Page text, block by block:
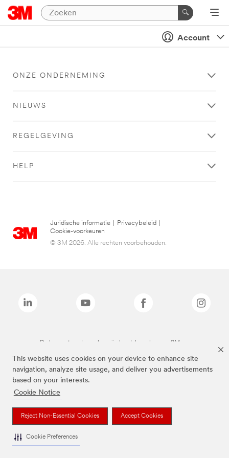
This website uses cookies on your device to enhance site
navigation, analyze site usage, and deliver you advertisements
based on your interests.
Cookie Notice
Reject Non-Essential Cookies Accept Cookies
Cookie Preferences
Account
ONZE ONDERNEMING
NIEUWS
REGELGEVING
HELP
Juridische informatie Privacybeleid
Cookie-voorkeuren
© 3M 2026. Alle rechten voorbehouden.
De bovenstaande merken zijn handelsmerken van 3M.we